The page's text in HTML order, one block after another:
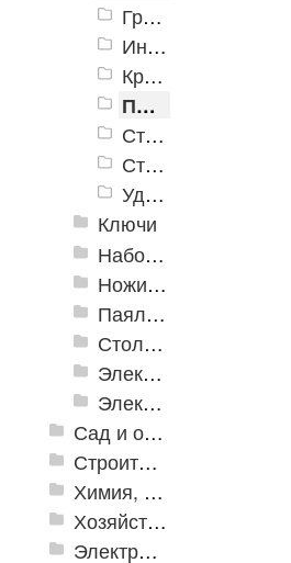
Гребенки для плитки
Инструмент для подъема и переноса плитки
Крестики для кафельной плитки
Плиткорезы
Стеклодомкраты
Стеклорезы
Ударный инструмент
Ключи
Наборы инструмента
Ножи технические
Паяльное оборудование
Столярно-слесарные инструменты
Электромонтажный инструмент
Электронные измерительные инструменты
Сад и огород
Строительная Химия и принадлежности
Химия, крепеж, СИЗ
Хозяйственные принадлежности
Электрика и свет